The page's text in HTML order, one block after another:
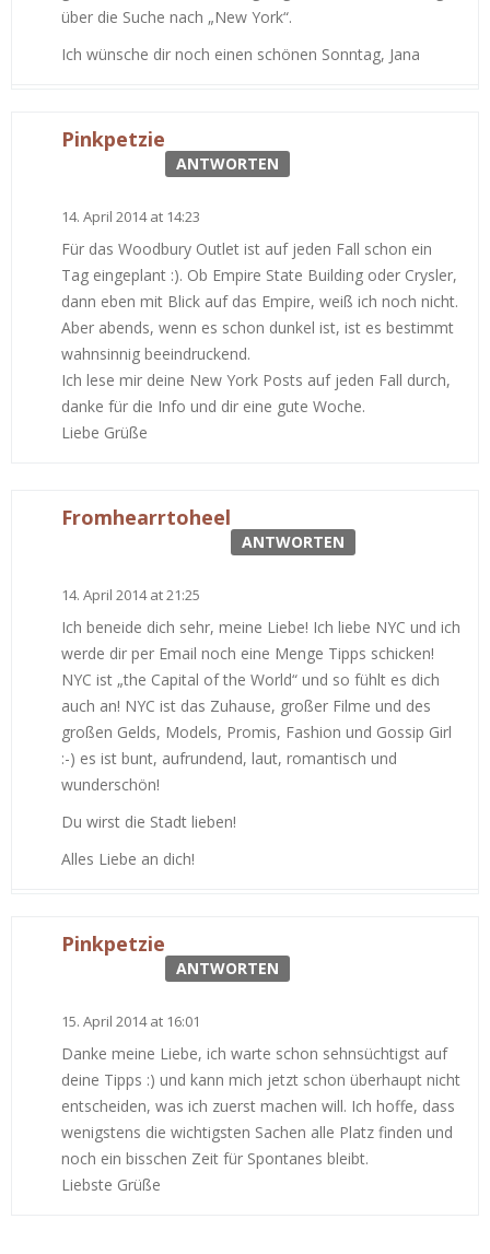
über die Suche nach „New York“.
Ich wünsche dir noch einen schönen Sonntag, Jana
Pinkpetzie
ANTWORTEN
14. April 2014 at 14:23
Für das Woodbury Outlet ist auf jeden Fall schon ein
Tag eingeplant :). Ob Empire State Building oder Crysler,
dann eben mit Blick auf das Empire, weiß ich noch nicht.
Aber abends, wenn es schon dunkel ist, ist es bestimmt
wahnsinnig beeindruckend.
Ich lese mir deine New York Posts auf jeden Fall durch,
danke für die Info und dir eine gute Woche.
Liebe Grüße
Fromhearrtoheel
ANTWORTEN
14. April 2014 at 21:25
Ich beneide dich sehr, meine Liebe! Ich liebe NYC und ich
werde dir per Email noch eine Menge Tipps schicken!
NYC ist „the Capital of the World“ und so fühlt es dich
auch an! NYC ist das Zuhause, großer Filme und des
großen Gelds, Models, Promis, Fashion und Gossip Girl
:-) es ist bunt, aufrundend, laut, romantisch und
wunderschön!
Du wirst die Stadt lieben!
Alles Liebe an dich!
Pinkpetzie
ANTWORTEN
15. April 2014 at 16:01
Danke meine Liebe, ich warte schon sehnsüchtigst auf
deine Tipps :) und kann mich jetzt schon überhaupt nicht
entscheiden, was ich zuerst machen will. Ich hoffe, dass
wenigstens die wichtigsten Sachen alle Platz finden und
noch ein bisschen Zeit für Spontanes bleibt.
Liebste Grüße